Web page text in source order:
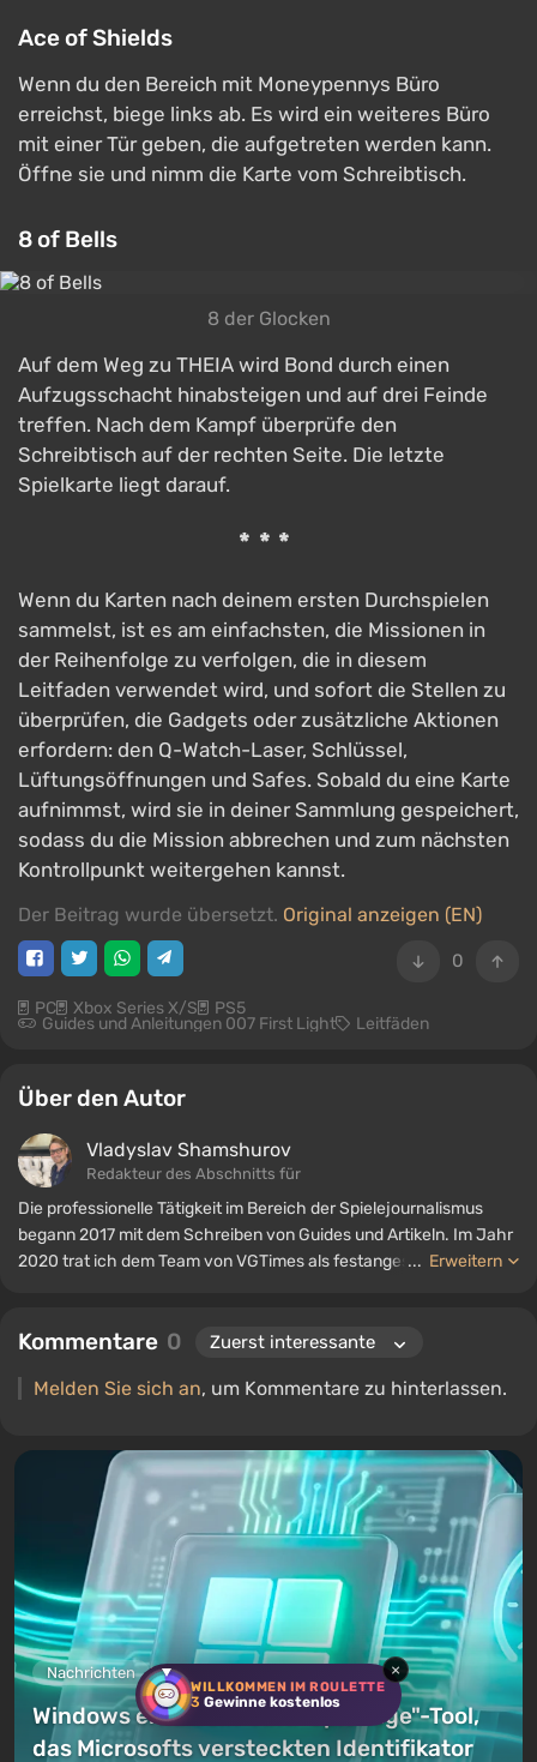
WILLKOMMEN IM ROULETTE
3 Gewinne kostenlos
×
Ace of Shields
Wenn du den Bereich mit Moneypennys Büro
erreichst, biege links ab. Es wird ein weiteres Büro
mit einer Tür geben, die aufgetreten werden kann.
Öffne sie und nimm die Karte vom Schreibtisch.
8 of Bells
8 der Glocken
Auf dem Weg zu THEIA wird Bond durch einen
Aufzugsschacht hinabsteigen und auf drei Feinde
treffen. Nach dem Kampf überprüfe den
Schreibtisch auf der rechten Seite. Die letzte
Spielkarte liegt darauf.
***
Wenn du Karten nach deinem ersten Durchspielen
sammelst, ist es am einfachsten, die Missionen in
der Reihenfolge zu verfolgen, die in diesem
Leitfaden verwendet wird, und sofort die Stellen zu
überprüfen, die Gadgets oder zusätzliche Aktionen
erfordern: den Q-Watch-Laser, Schlüssel,
Lüftungsöffnungen und Safes. Sobald du eine Karte
aufnimmst, wird sie in deiner Sammlung gespeichert,
sodass du die Mission abbrechen und zum nächsten
Kontrollpunkt weitergehen kannst.
Der Beitrag wurde übersetzt. Original anzeigen (EN)
0
PC Xbox Series X/S PS5
Guides und Anleitungen 007 First Light Leitfäden
Über den Autor
Vladyslav Shamshurov
Redakteur des Abschnitts für
Die professionelle Tätigkeit im Bereich der Spielejournalismus
begann 2017 mit dem Schreiben von Guides und Artikeln. Im Jahr
2020 trat ich dem Team von VGTimes als festangestellter Autor
... Erweitern
Kommentare 0
Melden Sie sich an, um Kommentare zu hinterlassen.
Nachrichten 3 Stunden zurück
Windows erhält ein "Anti-Spionage"-Tool,
das Microsofts versteckten Identifikator